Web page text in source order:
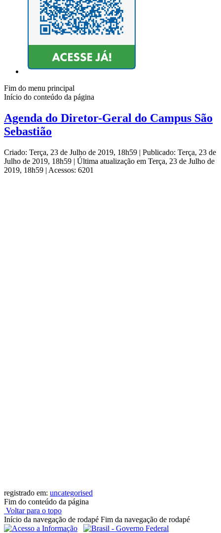
Fim do menu principal
Início do conteúdo da página
Agenda do Diretor-Geral do Campus São
Sebastião
Criado: Terça, 23 de Julho de 2019, 18h59 | Publicado: Terça, 23 de
Julho de 2019, 18h59 | Última atualização em Terça, 23 de Julho de
2019, 18h59 | Acessos: 6201
registrado em: uncategorised
Fim do conteúdo da página
Voltar para o topo
Início da navegação de rodapé Fim da navegação de rodapé